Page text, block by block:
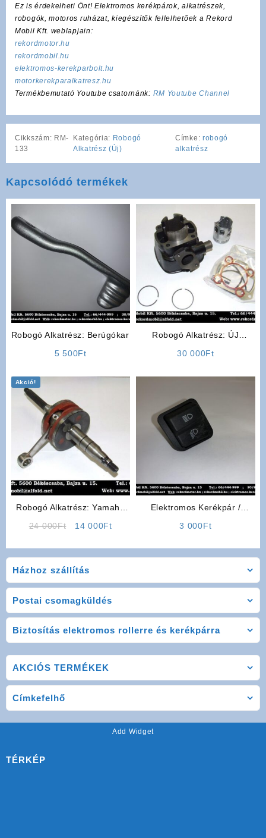
Házhoz szállítás
Postai csomagküldés
Biztosítás elektromos rollerre és kerékpárra
Ez is érdekelheti Önt! Elektromos kerékpárok, alkatrészek,
robogók, motoros ruházat, kiegészítők fellelhetőek a Rekord
Mobil Kft. weblapjain:
rekordmotor.hu
rekordmobil.hu
elektromos-kerekparbolt.hu
motorkerekparalkatresz.hu
Termékbemutató Youtube csatornánk: RM Youtube Channel
Cikkszám: RM-
133
Kategória: Robogó
Alkatrész (Új)
Címke: robogó
alkatrész
Kapcsolódó termékek
Robogó Alkatrész: Berúgókar
5 500Ft
Robogó Alkatrész: ÚJ
30 000Ft
Akció!
Robogó Alkatrész: Yamaha
24 000Ft
Original
was:
000Ft.
14 000FtCurrent
is:
Elektromos Kerékpár /
3 000Ft
AKCIÓS TERMÉKEK
Címkefelhő
Add Widget
TÉRKÉP